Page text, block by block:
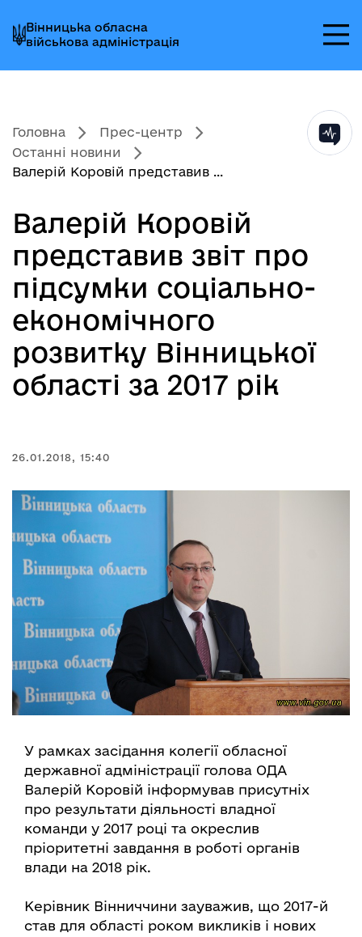
до
головного
меню
до
головного
вмісту
до
головного
колонтитула
Вінницька обласна
військова адміністрація
Головна
Прес-центр
Останні новини
Валерій Коровій представив ...
Валерій Коровій
представив звіт про
підсумки соціально-
економічного
розвитку Вінницької
області за 2017 рік
26.01.2018, 15:40
У рамках засідання колегії обласної
державної адміністрації голова ОДА
Валерій Коровій інформував присутніх
про результати діяльності владної
команди у 2017 році та окреслив
пріоритетні завдання в роботі органів
влади на 2018 рік.
Керівник Вінниччини зауважив, що 2017-й
став для області роком викликів і нових